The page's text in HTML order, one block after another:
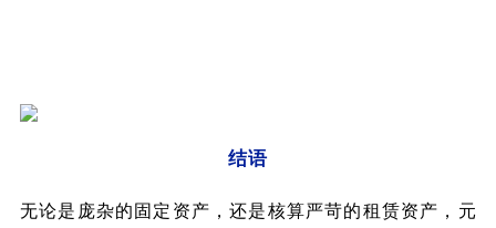
结语
无论是庞杂的固定资产，还是核算严苛的租赁资产，元